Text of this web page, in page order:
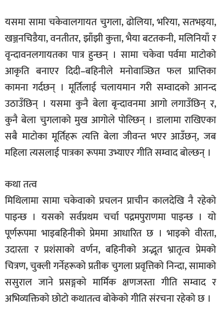
यसमा सामा चकेवालगायत चुगला, ढोलिया, भरिया, सतभइया,
खञ्जनचिडैया, वनतीतर, झाँझी कुत्ता, भैया बटतकनी, मलिनियाँ र
वृन्दावनलगायतका पात्र हुन्छन् । सामा चकेवा पर्वमा माटोको
आकृति बनाएर दिदी–बहिनीले मनोवाञ्छित फल प्राप्तिका
कामना गर्दछन् । मूर्तिलाई चलायमान गरी सम्वादको आनन्द
उठाउँछिन् । यसमा कुनै बेला बृन्दावनमा आगो लगाउँछिन् र,
कुनै बेला चुगलाको मुख आगोले पोल्छिन् । डालामा राखिएका
सबै माटोका मूर्तिहरू त्यत्ति बेला जीवन्त भएर आउँछन्, जब
महिला त्यसलाई पात्रका रूपमा उभ्याएर गीति सम्वाद बोल्छन् ।
कथा तत्व
मिथिलामा सामा चकेवाको प्रचलन प्राचीन कालदेखि नै रहेको
पाइन्छ । यसको सर्वप्रथम चर्चा पद्रमपुराणमा पाइन्छ । यो
पूर्णरूपमा भाइबहिनीको प्रेममा आधारित छ । भाइको वीरता,
उदारता र प्रशंसाको वर्णन, बहिनीको अद्भूत भ्रातृत्व प्रेमको
चित्रण, चुक्ली गर्नेहरूको प्रतीक चुगला प्रवृत्तिको निन्दा, सामाको
ससुराल जाने प्रसङ्गको मार्मिक क्षणजस्ता गीति सम्वाद र
अभिव्यक्तिको छोटो कथातत्व बोकेको गीति संरचना रहेको छ ।